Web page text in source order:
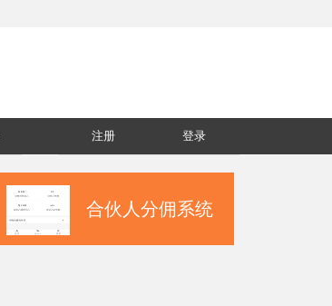
注册 登录
合伙人分佣系统